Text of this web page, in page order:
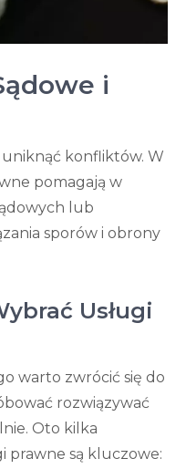
i
uniknąć konfliktów. W
pomagają w
lub
sporów i obrony
Usługi
warto zwrócić się do
rozwiązywać
Oto kilka
prawne są kluczowe: